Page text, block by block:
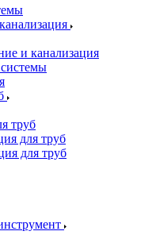
и канализация
труб
для труб
для труб